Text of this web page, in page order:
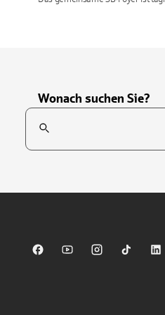
Wonach suchen Sie?
Suchfeld
Sparkasse auf Facebook
Sparkasse auf Youtube
Sparkasse auf